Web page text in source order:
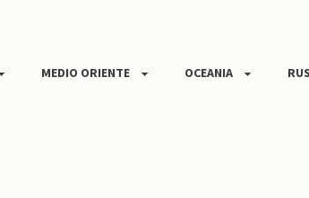
MEDIO ORIENTE OCEANIA